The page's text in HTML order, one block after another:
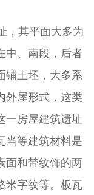
，其平面大多为
中、南段，后者
铺土坯，大多系
外屋形式，这类
一房屋建筑遗址
当等建筑材料是
面和带纹饰的两
米字纹等。板瓦